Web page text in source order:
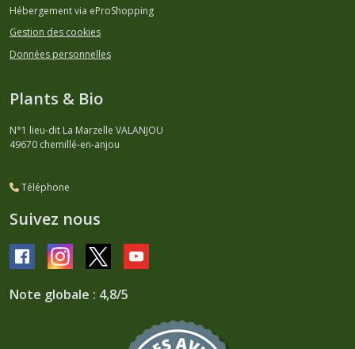
Hébergement via eProShopping
Gestion des cookies
Données personnelles
Plants & Bio
N°1 lieu-dit La Marzelle VALANJOU
49670 chemillé-en-anjou
Téléphone
Suivez nous
Note globale : 4,8/5